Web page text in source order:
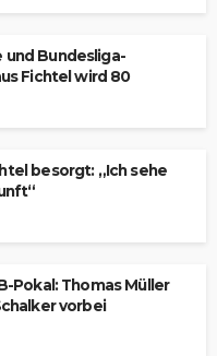
Bundesliga-
Fichtel wird 80
besorgt: „Ich sehe
Pokal: Thomas Müller
vorbei